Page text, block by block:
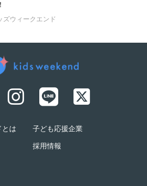
ズウィークエンド
は
子ども応援企業
採用情報